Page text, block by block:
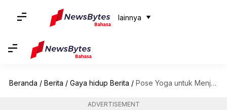
lainnya
Beranda / Berita / Gaya hidup Berita / Pose Yoga untuk Menjaga Energi Tubuh
ADVERTISEMENT